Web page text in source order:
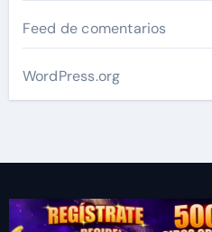
Feed de comentarios
WordPress.org